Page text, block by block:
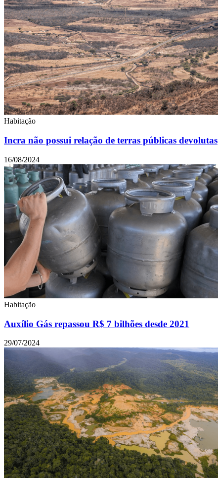
Habitação
Incra não possui relação de terras públicas devolutas
16/08/2024
Habitação
Auxílio Gás repassou R$ 7 bilhões desde 2021
29/07/2024